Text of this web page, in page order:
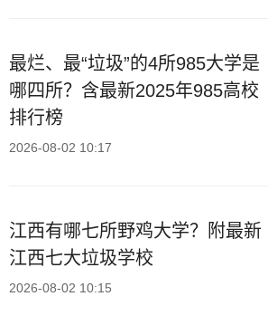
最烂、最“垃圾”的4所985大学是
哪四所？含最新2025年985高校
排行榜
2026-08-02 10:17
江西有哪七所野鸡大学？附最新
江西七大垃圾学校
2026-08-02 10:15